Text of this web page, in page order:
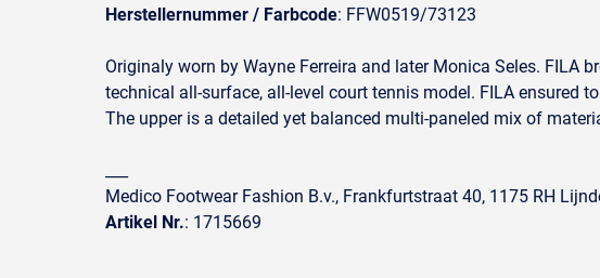
Herstellernummer / Farbcode: FFW0519/73123
Originaly worn by Wayne Ferreira and later Monica Seles. FILA
technical all-surface, all-level court tennis model. FILA ensured
The upper is a detailed yet balanced multi-paneled mix of
Medico Footwear Fashion B.v., Frankfurtstraat 40, 1175 RH
Artikel Nr.: 1715669